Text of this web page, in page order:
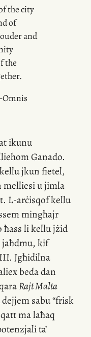
the city
of
and
the
Omnis
ikunu
Ganado.
jkun fietel,
u jimla
. L-arċisqofkellu
mingħajr
ħass li kellu jżid
jaħdmu, kif
III. Jgħidilna
beda dan
Rajt Malta
sabu “frisk
ma laħaq
ta’